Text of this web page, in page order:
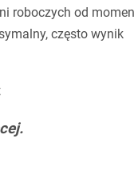
roboczych od
często wynik